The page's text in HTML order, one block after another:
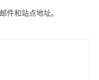
件和站点地址。